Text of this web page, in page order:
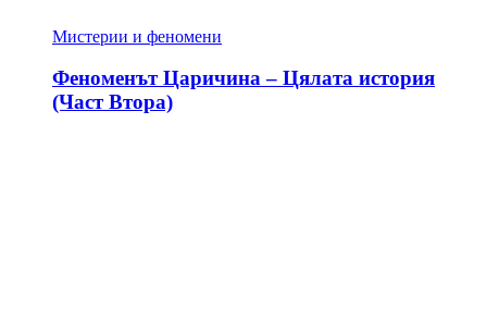
Мистерии и феномени
Феноменът Царичина – Цялата история
(Част Втора)